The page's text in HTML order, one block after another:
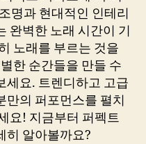
명과 현대적인 인테리
완벽한 노래 시간이 기
노래를 부르는 것을
한 순간들을 만들 수
세요. 트렌디하고 고급
만의 퍼포먼스를 펼치
요! 지금부터 퍼펙트
히 알아볼까요?